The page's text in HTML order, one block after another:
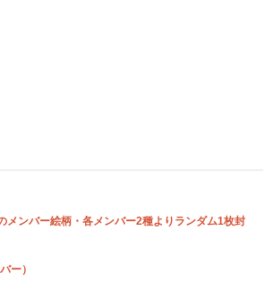
ンバー絵柄・各メンバー2種よりランダム1枚封
ー）